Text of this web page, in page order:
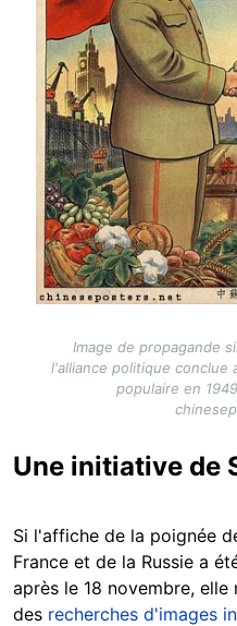
Image de propagande
l'alliance politique conclue
populaire en
Une initiative de
Si l'affiche de la poignée
France et de la Russie a
après le 18 novembre,
des recherches d'images